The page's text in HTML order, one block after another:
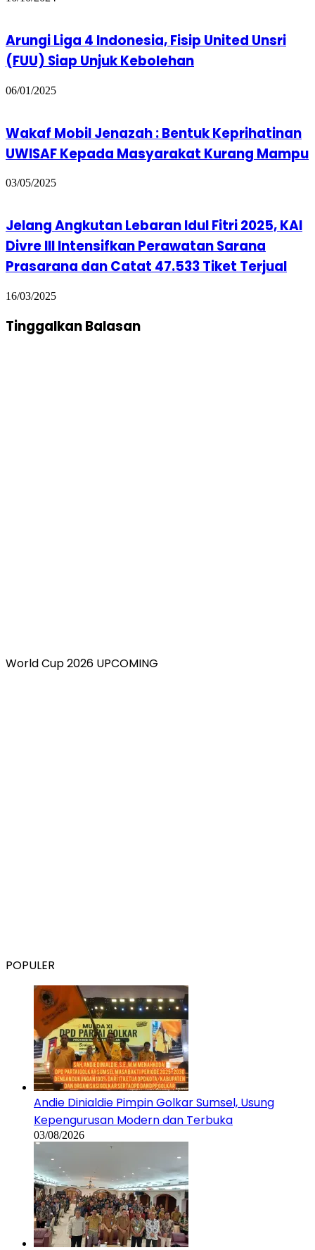
Arungi Liga 4 Indonesia, Fisip United Unsri
(FUU) Siap Unjuk Kebolehan
06/01/2025
Wakaf Mobil Jenazah : Bentuk Keprihatinan
UWISAF Kepada Masyarakat Kurang Mampu
03/05/2025
Jelang Angkutan Lebaran Idul Fitri 2025, KAI
Divre III Intensifkan Perawatan Sarana
Prasarana dan Catat 47.533 Tiket Terjual
16/03/2025
Tinggalkan Balasan
World Cup 2026 UPCOMING
POPULER
Andie Dinialdie Pimpin Golkar Sumsel, Usung
Kepengurusan Modern dan Terbuka
03/08/2026